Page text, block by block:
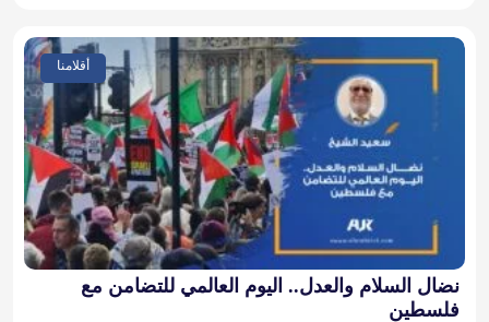
أقلامنا
نضال السلام والعدل.. اليوم العالمي للتضامن مع
فلسطين